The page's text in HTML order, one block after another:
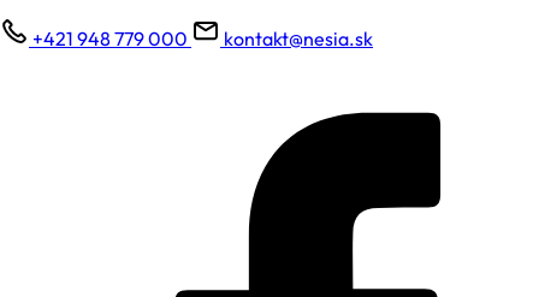
+421 948 779 000 kontakt@nesia.sk